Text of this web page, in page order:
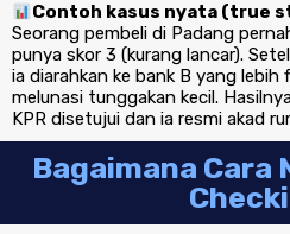
Contoh kasus nyata (true
Seorang pembeli di Padang
punya skor 3 (kurang lancar).
ia diarahkan ke bank B yang
melunasi tunggakan kecil.
KPR disetujui dan ia resmi akad
Bagaimana Cara